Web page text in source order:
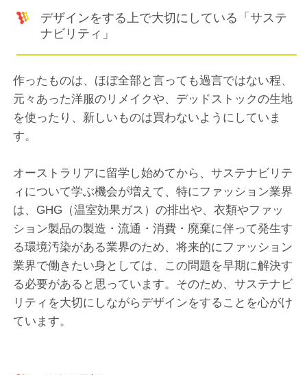
デザインをする上で大切にしている「サステ
ナビリティ」
作ったものは、ほぼ全部と言っても過言ではない程、
元々あった洋服のリメイクや、デッドストックの生地
を使ったり、新しいものは買わないようにしていま
す。
オーストラリアに留学し始めてから、サステナビリテ
ィについて学ぶ機会が増えて、特にファッション業界
は、GHG（温室効果ガス）の排出や、衣類やファッ
ション製品の製造・流通・消費・廃棄に伴って発生す
る環境汚染がある業界のため、将来的にファッション
業界で働きたい身としては、この問題を早期に解決す
る必要があると思っています。そのため、サステナビ
リティを大切にしながらデザインをすることを心がけ
ています。